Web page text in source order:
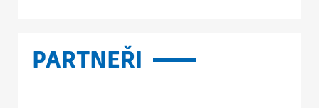
PARTNEŘI